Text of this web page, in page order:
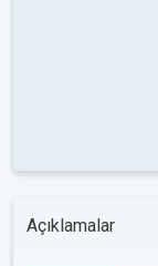
Açıklamalar